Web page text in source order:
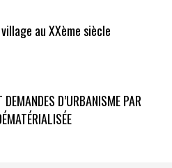
au XXème siècle
DEMANDES D’URBANISME PAR